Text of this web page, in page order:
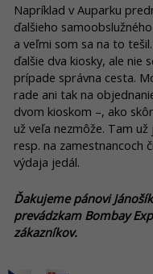
Napríklad v Auparku
ďalšieho
a veľmi som sa na to
ďalšie dva kiosky, ale
prípade správna cesta.
rade ani tak na
dvom kioskom –, ako
už veľa nezmôže. Tam
resp. na zamestnancoch
výdaja jedál.
Ďakujeme pánovi
prevádzkam Bombay
zákazníkov.